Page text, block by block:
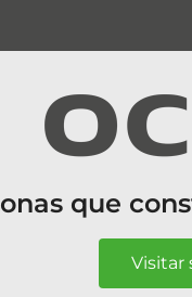
que
Visitar